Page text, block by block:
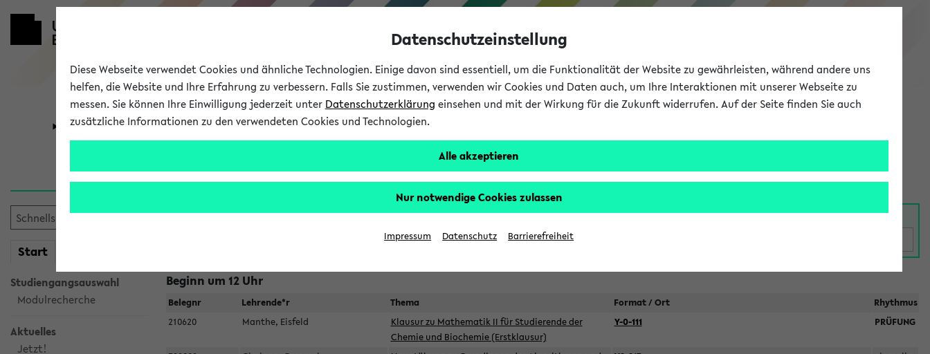
eKVV
Universität Forschung Studium
Start
Studiengangsauswahl
Modulrecherche
Aktuelles
Jetzt!
Jetzt und in Kürze stattfindende Veranstaltungen
Zu viele Veranstaltungen?
Suche:
Beginn um 12 Uhr
Belegnr Lehrende*r Thema Format / Ort
Rhythmus
210620
Manthe, Eisfeld
Klausur zu Mathematik II für Studierende der
Chemie und Biochemie (Erstklausur)
Y-0-111 PRÜFUNG
Datenschutzeinstellung
Diese Webseite verwendet Cookies und ähnliche Technologien. Einige davon sind essentiell, um die Funktionalität der Website zu gewährleisten, während andere uns
helfen, die Website und Ihre Erfahrung zu verbessern. Falls Sie zustimmen, verwenden wir Cookies und Daten auch, um Ihre Interaktionen mit unserer Webseite zu
messen. Sie können Ihre Einwilligung jederzeit unter Datenschutzerklärung einsehen und mit der Wirkung für die Zukunft widerrufen. Auf der Seite finden Sie auch
zusätzliche Informationen zu den verwendeten Cookies und Technologien.
Alle akzeptieren
Nur notwendige Cookies zulassen
Impressum Datenschutz Barrierefreiheit